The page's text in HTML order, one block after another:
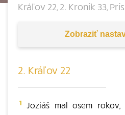
Kráľov 22, 2. Kroník 33,
Zobraziť
2. Kráľov 22
1 Joziáš mal osem